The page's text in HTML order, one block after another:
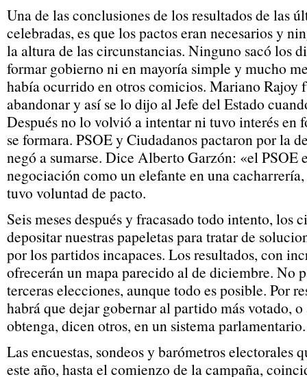
Una de las conclusiones de los resultados de las
celebradas, es que los pactos eran necesarios y
la altura de las circunstancias. Ninguno sacó los
formar gobierno ni en mayoría simple y mucho
había ocurrido en otros comicios. Mariano Rajoy
abandonar y así se lo dijo al Jefe del Estado
Después no lo volvió a intentar ni tuvo interés en
se formara. PSOE y Ciudadanos pactaron por la
negó a sumarse. Dice Alberto Garzón: «el PSOE
negociación como un elefante en una
tuvo voluntad de pacto.
Seis meses después y fracasado todo intento, los
depositar nuestras papeletas para tratar de
por los partidos incapaces. Los resultados, con
ofrecerán un mapa parecido al de diciembre. No
terceras elecciones, aunque todo es posible. Por
habrá que dejar gobernar al partido más votado, o
obtenga, dicen otros, en un sistema parlamentario.
Las encuestas, sondeos y barómetros electorales
este año, hasta el comienzo de la campaña,